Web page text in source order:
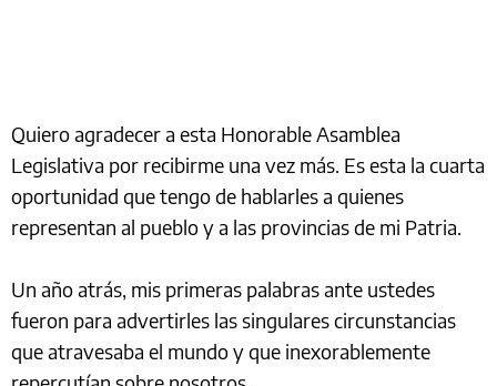
Quiero agradecer a esta Honorable Asamblea
Legislativa por recibirme una vez más. Es esta la cuarta
oportunidad que tengo de hablarles a quienes
representan al pueblo y a las provincias de mi Patria.
Un año atrás, mis primeras palabras ante ustedes
fueron para advertirles las singulares circunstancias
que atravesaba el mundo y que inexorablemente